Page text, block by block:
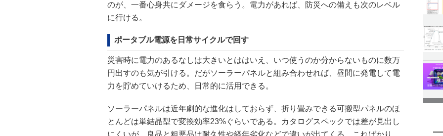
のが、一番心身共にダメージを食らう。電力があれば、防災への備えも次のレベル
に行ける。
ポータブル電源を日常サイクルで回す
災害時に電力のあるなしは大きいとははいえ、いつ使うのか分からないものに数万
円出すのも気が引ける。だがソーラーパネルと組み合わせれば、昼間に発電して電
力を貯めていけるため、日常的に活用できる。
ソーラーパネルは近年劇的な進化はしておらず、折り畳みできる可搬型パネルのほ
とんどは単結晶型で変換効率23%ぐらいである。カタログスペックでは差が見出し
にくいが、良品と粗悪品は耐久性や経年劣化などで違いが出てくる。こればかり